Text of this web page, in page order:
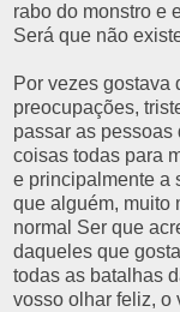
rabo do monstro e
Será que não
Por vezes gostava
preocupações,
passar as pessoas
coisas todas para
e principalmente a
que alguém, muito
normal Ser que
daqueles que
todas as batalhas
vosso olhar feliz, o